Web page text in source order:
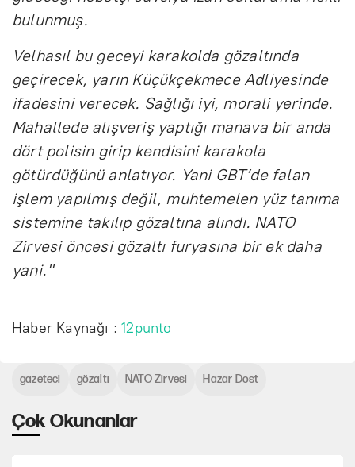
bulunmuş.
Velhasıl bu geceyi karakolda gözaltında
geçirecek, yarın Küçükçekmece Adliyesinde
ifadesini verecek. Sağlığı iyi, morali yerinde.
Mahallede alışveriş yaptığı manava bir anda
dört polisin girip kendisini karakola
götürdüğünü anlatıyor. Yani GBT’de falan
işlem yapılmış değil, muhtemelen yüz tanıma
sistemine takılıp gözaltına alındı. NATO
Zirvesi öncesi gözaltı furyasına bir ek daha
yani."
Haber Kaynağı :12punto
Çok Okunanlar
gazeteci gözaltı NATO Zirvesi Hazar Dost